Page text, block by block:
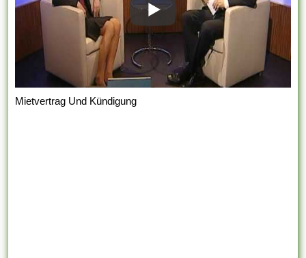
Mietvertrag Und Kündigung